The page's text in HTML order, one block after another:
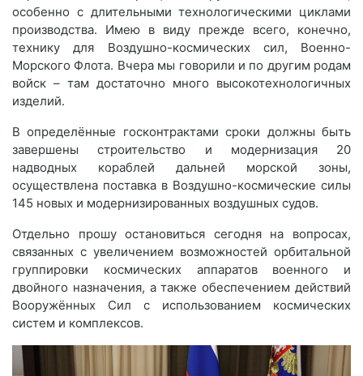
особенно с длительными технологическими циклами
производства. Имею в виду прежде всего, конечно,
технику для Воздушно-космических сил, Военно-
Морского Флота. Вчера мы говорили и по другим родам
войск – там достаточно много высокотехнологичных
изделий.
В определённые госконтрактами сроки должны быть
завершены строительство и модернизация 20
надводных кораблей дальней морской зоны,
осуществлена поставка в Воздушно-космические силы
145 новых и модернизированных воздушных судов.
Отдельно прошу остановиться сегодня на вопросах,
связанных с увеличением возможностей орбитальной
группировки космических аппаратов военного и
двойного назначения, а также обеспечением действий
Вооружённых Сил с использованием космических
систем и комплексов.